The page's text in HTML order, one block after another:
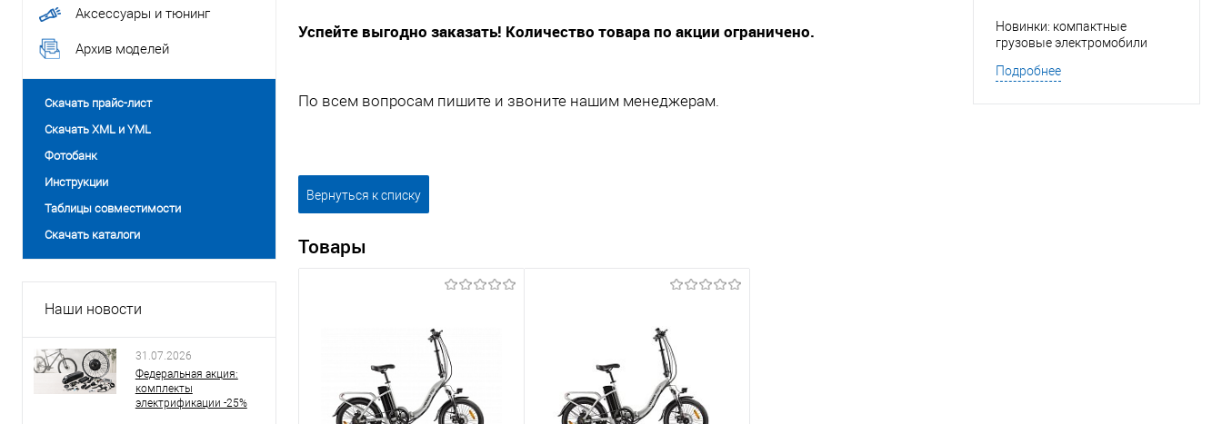
Аксессуары и тюнинг
Архив моделей
Скачать прайс-лист
Скачать XML и YML
Фотобанк
Инструкции
Таблицы совместимости
Скачать каталоги
Наши новости
31.07.2026
Федеральная акция:
комплекты
электрификации -25%
Успейте выгодно заказать! Количество товара по акции ограничено.
По всем вопросам пишите и звоните нашим менеджерам.
Вернуться к списку
Новинки: компактные
грузовые электромобили
Подробнее
Товары